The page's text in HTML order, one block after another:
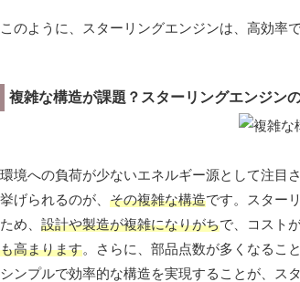
このように、スターリングエンジンは、高効率
複雑な構造が課題？スターリングエンジン
環境への負荷が少ないエネルギー源として注目
挙げられるのが、 その複雑な構造です。スター
ため、 設計や製造が複雑になりがちで、コスト
も高まります。さらに、部品点数が多くなること
シンプルで効率的な構造を実現することが、ス